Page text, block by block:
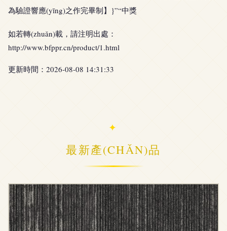
為驗證響應(yīng)之作完畢制】}”“中獎
如若轉(zhuǎn)載，請注明出處：
http://www.bfppr.cn/product/1.html
更新時間：2026-08-08 14:31:33
最新產(CHǍN)品